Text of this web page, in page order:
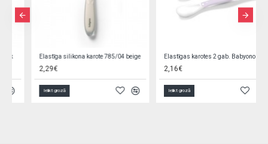
Elastīga silikona karote 785/04 beige
Ielikt grozā
Elastīgas karotes 2 gab. Babyono 1066/03 PURPLE
Ielikt grozā